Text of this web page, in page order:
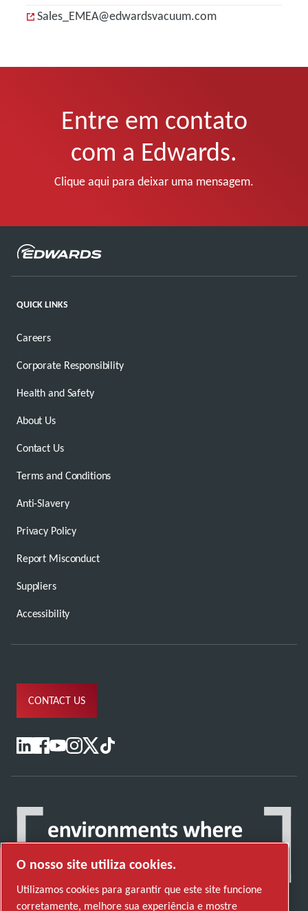
Sales_EMEA@edwardsvacuum.com
Entre em contato
com a Edwards.
Clique aqui para deixar uma mensagem.
QUICK LINKS
Careers
Corporate Responsibility
Health and Safety
About Us
Contact Us
Terms and Conditions
Anti-Slavery
Privacy Policy
Report Misconduct
Suppliers
Accessibility
CONTACT US
O nosso site utiliza cookies.
Utilizamos cookies para garantir que este site funcione
corretamente, melhore sua experiência e mostre